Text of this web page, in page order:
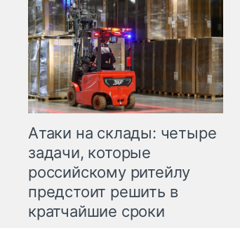
Атаки на склады: четыре
задачи, которые
российскому ритейлу
предстоит решить в
кратчайшие сроки